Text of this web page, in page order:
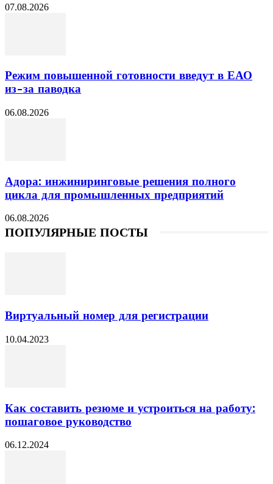
07.08.2026
Режим повышенной готовности введут в ЕАО
из-за паводка
06.08.2026
Адора: инжиниринговые решения полного
цикла для промышленных предприятий
06.08.2026
ПОПУЛЯРНЫЕ ПОСТЫ
Виртуальный номер для регистрации
10.04.2023
Как составить резюме и устроиться на работу:
пошаговое руководство
06.12.2024